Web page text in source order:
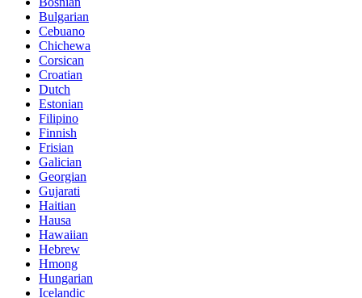
Bulgarian
Cebuano
Chichewa
Corsican
Croatian
Dutch
Estonian
Filipino
Finnish
Frisian
Galician
Georgian
Gujarati
Haitian
Hausa
Hawaiian
Hebrew
Hmong
Hungarian
Icelandic